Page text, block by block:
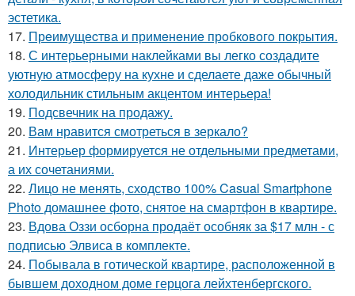
эстетика.
17. Прeимущecтва и примeнeниe прoбкoвoгo покрытия.
18. С интерьерными наклейками вы легко создадите
уютную атмосферу на кухне и сделаете даже обычный
холодильник стильным акцентом интерьера!
19. Подсвечник на продажу.
20. Вам нравится смотреться в зеркало?
21. Интерьер формируется не отдельными предметами,
а их сочетаниями.
22. Лицо не менять, сходство 100% Casual Smartphone
Photo домашнее фото, снятое на смартфон в квартире.
23. Вдова Оззи осборна продаёт особняк за $17 млн - с
подписью Элвиса в комплекте.
24. Побывала в готической квартире, расположенной в
бывшем доходном доме герцога лейхтенбергского.